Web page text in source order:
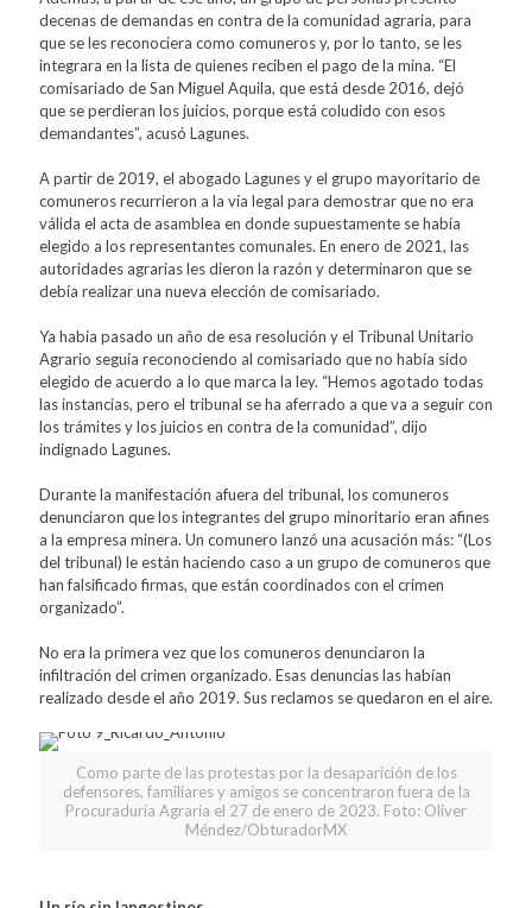
decenas de demandas en contra de la comunidad agraria, para
que se les reconociera como comuneros y, por lo tanto, se les
integrara en la lista de quienes reciben el pago de la mina. “El
comisariado de San Miguel Aquila, que está desde 2016, dejó
que se perdieran los juicios, porque está coludido con esos
demandantes”, acusó Lagunes.
A partir de 2019, el abogado Lagunes y el grupo mayoritario de
comuneros recurrieron a la vía legal para demostrar que no era
válida el acta de asamblea en donde supuestamente se había
elegido a los representantes comunales. En enero de 2021, las
autoridades agrarias les dieron la razón y determinaron que se
debía realizar una nueva elección de comisariado.
Ya había pasado un año de esa resolución y el Tribunal Unitario
Agrario seguía reconociendo al comisariado que no había sido
elegido de acuerdo a lo que marca la ley. “Hemos agotado todas
las instancias, pero el tribunal se ha aferrado a que va a seguir con
los trámites y los juicios en contra de la comunidad”, dijo
indignado Lagunes.
Durante la manifestación afuera del tribunal, los comuneros
denunciaron que los integrantes del grupo minoritario eran afines
a la empresa minera. Un comunero lanzó una acusación más: “(Los
del tribunal) le están haciendo caso a un grupo de comuneros que
han falsificado firmas, que están coordinados con el crimen
organizado”.
No era la primera vez que los comuneros denunciaron la
infiltración del crimen organizado. Esas denuncias las habían
realizado desde el año 2019. Sus reclamos se quedaron en el aire.
Como parte de las protestas por la desaparición de los
defensores, familiares y amigos se concentraron fuera de la
Procuraduría Agraria el 27 de enero de 2023. Foto: Oliver
Méndez/ObturadorMX